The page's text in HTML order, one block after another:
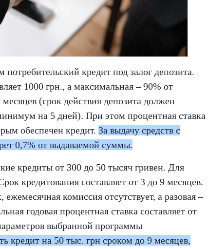
потребительский кредит под залог депозита.
1000 грн., а максимальная – 90% от
(срок действия депозита должен
на 5 дней). При этом процентная ставка
обеспечен кредит. За выдачу средств с
0,7% от выдаваемой суммы.
кредиты от 300 до 50 тысяч гривен. Для
кредитования составляет от 3 до 9 месяцев.
комиссия отсутствует, а разовая –
годовая процентная ставка составляет от
выбранной программы
кредит на 50 тыс. грн сроком до 9 месяцев,